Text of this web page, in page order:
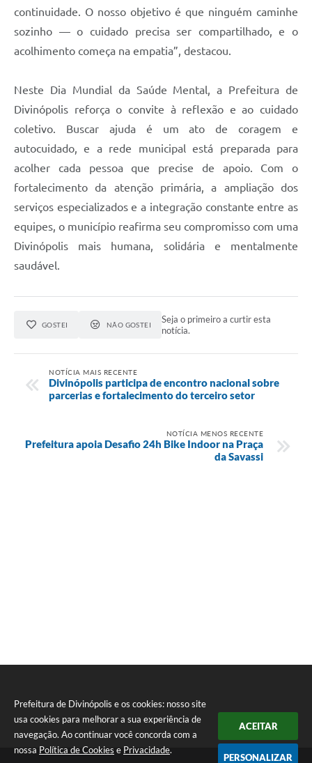
Prefeitura de Divinópolis e os cookies: nosso site
usa cookies para melhorar a sua experiência de
navegação. Ao continuar você concorda com a
nossa Política de Cookies e Privacidade.
ACEITAR
PERSONALIZAR
continuidade. O nosso objetivo é que ninguém caminhe
sozinho — o cuidado precisa ser compartilhado, e o
acolhimento começa na empatia”, destacou.
Neste Dia Mundial da Saúde Mental, a Prefeitura de
Divinópolis reforça o convite à reflexão e ao cuidado
coletivo. Buscar ajuda é um ato de coragem e
autocuidado, e a rede municipal está preparada para
acolher cada pessoa que precise de apoio. Com o
fortalecimento da atenção primária, a ampliação dos
serviços especializados e a integração constante entre as
equipes, o município reafirma seu compromisso com uma
Divinópolis mais humana, solidária e mentalmente
saudável.
GOSTEI NÃO GOSTEI
Seja o primeiro a curtir esta
notícia.
NOTÍCIA MAIS RECENTE
Divinópolis participa de encontro nacional sobre
parcerias e fortalecimento do terceiro setor
NOTÍCIA MENOS RECENTE
Prefeitura apoia Desafio 24h Bike Indoor na Praça
da Savassi